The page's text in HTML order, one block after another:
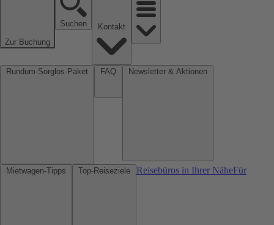
Zur Buchung
Suchen
Reisebüros in Ihrer NäheFür